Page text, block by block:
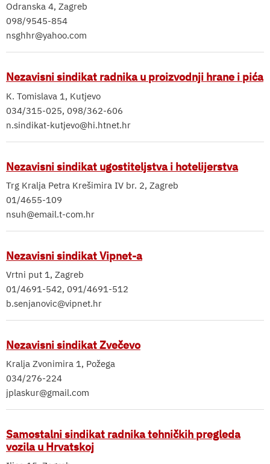
Odranska 4, Zagreb
098/9545-854
nsghhr@yahoo.com
Nezavisni sindikat radnika u proizvodnji hrane i pića
K. Tomislava 1, Kutjevo
034/315-025, 098/362-606
n.sindikat-kutjevo@hi.htnet.hr
Nezavisni sindikat ugostiteljstva i hotelijerstva
Trg Kralja Petra Krešimira IV br. 2, Zagreb
01/4655-109
nsuh@email.t-com.hr
Nezavisni sindikat Vipnet-a
Vrtni put 1, Zagreb
01/4691-542, 091/4691-512
b.senjanovic@vipnet.hr
Nezavisni sindikat Zvečevo
Kralja Zvonimira 1, Požega
034/276-224
jplaskur@gmail.com
Samostalni sindikat radnika tehničkih pregleda
vozila u Hrvatskoj